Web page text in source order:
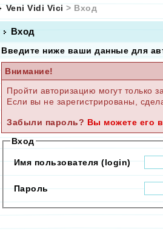
Veni Vidi Vici > Вход
Вход
Введите ниже ваши данные для
Внимание!
Пройти авторизацию могут только
Если вы не зарегистрированы,
Забыли пароль? Вы можете его
Вход
Имя пользователя (login)
Пароль